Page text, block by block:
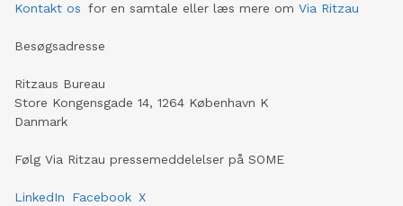
Kontakt os for en samtale eller læs mere om Via Ritzau
Besøgsadresse
Ritzaus Bureau
Store Kongensgade 14, 1264 København K
Danmark
Følg Via Ritzau pressemeddelelser på SOME
LinkedIn Facebook X